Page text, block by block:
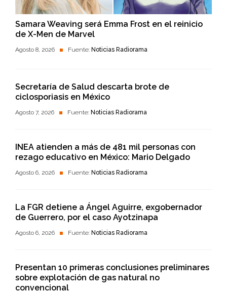
Samara Weaving será Emma Frost en el reinicio
de X-Men de Marvel
Agosto 8, 2026 Fuente: Noticias Radiorama
Secretaría de Salud descarta brote de
ciclosporiasis en México
Agosto 7, 2026 Fuente: Noticias Radiorama
INEA atienden a más de 481 mil personas con
rezago educativo en México: Mario Delgado
Agosto 6, 2026 Fuente: Noticias Radiorama
La FGR detiene a Ángel Aguirre, exgobernador
de Guerrero, por el caso Ayotzinapa
Agosto 6, 2026 Fuente: Noticias Radiorama
Presentan 10 primeras conclusiones preliminares
sobre explotación de gas natural no
convencional